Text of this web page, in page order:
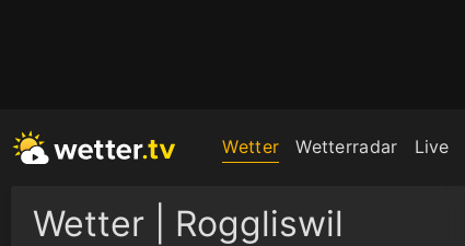
Wetter Wetterradar Live
Wetter | Roggliswil